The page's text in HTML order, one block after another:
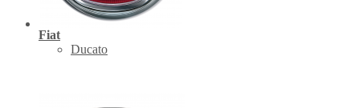
Fiat
Ducato